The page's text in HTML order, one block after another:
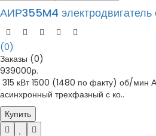
АИР355M4
(0)
Заказы (0)
939000р.
315 кВт 1500 (1480 по факту) об/мин
асинхронный трехфазный с ко..
Купить